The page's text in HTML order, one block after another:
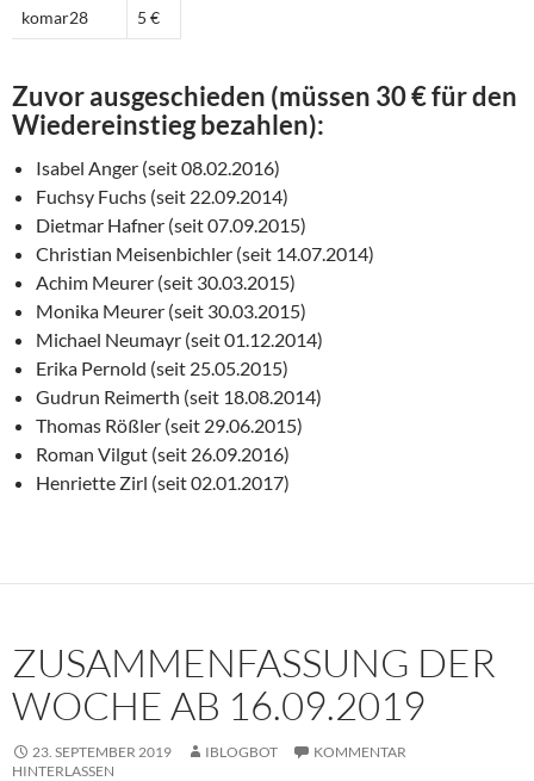
komar28 5 €
Zuvor ausgeschieden (müssen 30 € für den
Wiedereinstieg bezahlen):
Isabel Anger (seit 08.02.2016)
Fuchsy Fuchs (seit 22.09.2014)
Dietmar Hafner (seit 07.09.2015)
Christian Meisenbichler (seit 14.07.2014)
Achim Meurer (seit 30.03.2015)
Monika Meurer (seit 30.03.2015)
Michael Neumayr (seit 01.12.2014)
Erika Pernold (seit 25.05.2015)
Gudrun Reimerth (seit 18.08.2014)
Thomas Rößler (seit 29.06.2015)
Roman Vilgut (seit 26.09.2016)
Henriette Zirl (seit 02.01.2017)
ZUSAMMENFASSUNG DER
WOCHE AB 16.09.2019
23. SEPTEMBER 2019 IBLOGBOT
KOMMENTAR
HINTERLASSEN